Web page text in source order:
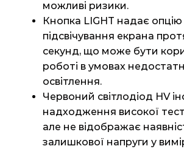
можливі ризики.
Кнопка LIGHT надає опцію
підсвічування екрана
секунд, що може бути
роботі в умовах
освітлення.
Червоний світлодіод HV
надходження високої
але не відображає
залишкової напруги у